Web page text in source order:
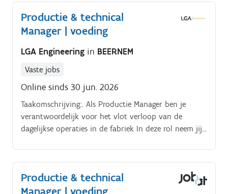
Productie & technical
Manager | voeding
LGA Engineering in BEERNEM
Vaste jobs
Online sinds 30 jun. 2026
Taakomschrijving:. Als Productie Manager ben je
verantwoordelijk voor het vlot verloop van de
dagelijkse operaties in de fabriek In deze rol neem jij
productieplanning, waarbij je zorgt dat mens en
machine altijd op de meest efficiënte manier worden
ingezet.
Productie & technical
Manager | voeding